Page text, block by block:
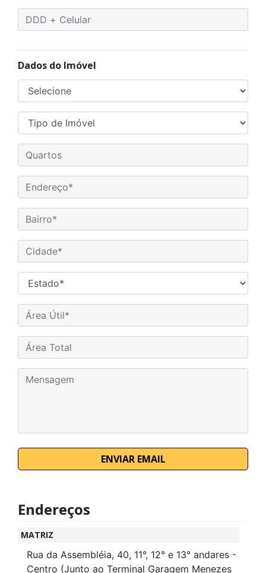
Dados do Imóvel
ENVIAR EMAIL
Endereços
MATRIZ
Rua da Assembléia, 40, 11°, 12° e 13° andares -
Centro (Junto ao Terminal Garagem Menezes